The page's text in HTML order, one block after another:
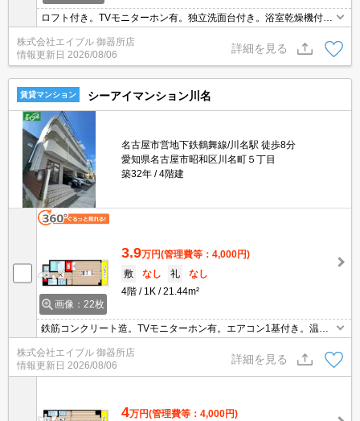
ロフト付き。TVモニターホン有。独立洗面台付き。浴室乾燥機付。
システムキッチン。室内物干しあり。ファミリーマートへ270m。
スーパーへ400m。郵便局へ450m。ドラッグストアへ750m。
株式会社エイブル 御器所店
情報更新日 2026/08/06
詳細を見る
賃貸マンション シーアイマンション川名
名古屋市営地下鉄鶴舞線/川名駅 徒歩8分
愛知県名古屋市昭和区川名町５丁目
築32年
4階建
画像：22枚
3.9万円(管理費等：4,000円)
敷
なし 礼
なし
4階
1K 21.44m²
鉄筋コンクリート造。TVモニターホン有。エアコン1基付き。温水
ーマックスバリューへ600m。ホームセンターへ650m。
株式会社エイブル 御器所店
情報更新日 2026/08/06
詳細を見る
4万円(管理費等：4,000円)